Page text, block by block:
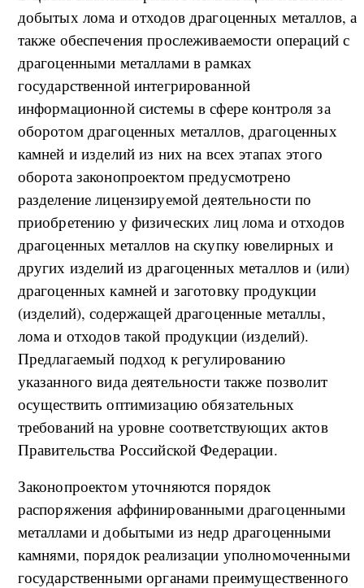
добытых лома и отходов драгоценных металлов, а
также обеспечения прослеживаемости операций с
драгоценными металлами в рамках
государственной интегрированной
информационной системы в сфере контроля за
оборотом драгоценных металлов, драгоценных
камней и изделий из них на всех этапах этого
оборота законопроектом предусмотрено
разделение лицензируемой деятельности по
приобретению у физических лиц лома и отходов
драгоценных металлов на скупку ювелирных и
других изделий из драгоценных металлов и (или)
драгоценных камней и заготовку продукции
(изделий), содержащей драгоценные металлы,
лома и отходов такой продукции (изделий).
Предлагаемый подход к регулированию
указанного вида деятельности также позволит
осуществить оптимизацию обязательных
требований на уровне соответствующих актов
Правительства Российской Федерации.
Законопроектом уточняются порядок
распоряжения аффинированными драгоценными
металлами и добытыми из недр драгоценными
камнями, порядок реализации уполномоченными
государственными органами преимущественного